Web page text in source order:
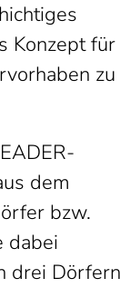
Konzept für
zu
dem
bzw.
dabei
drei Dörfern